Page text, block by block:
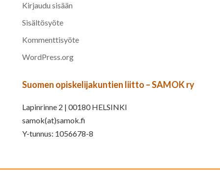
Kirjaudu sisään
Sisältösyöte
Kommenttisyöte
WordPress.org
Suomen opiskelijakuntien liitto – SAMOK ry
Lapinrinne 2 | 00180 HELSINKI
samok(at)samok.fi
Y-tunnus: 1056678-8